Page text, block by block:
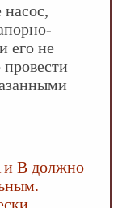
насос,
его не
и B должно